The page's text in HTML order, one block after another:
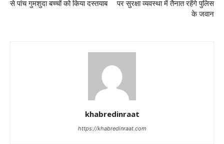
से पांच गुमशुदा बच्चों को किया दस्तयाब
पर सुरक्षा व्यवस्था में तैनात रहेंगे पुलिस
के जवान
khabredinraat
https://khabredinraat.com